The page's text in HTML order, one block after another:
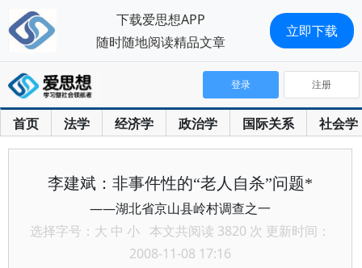
首页 法学 经济学 政治学 国际关系 社会学
登录 注册
李建斌：非事件性的“老人自杀”问题*
——湖北省京山县岭村调查之一
选择字号： 大 中 小 本文共阅读 3820 次 更新时间：
2008-11-08 17:16
下载爱思想APP
随时随地阅读精品文章
立即下载